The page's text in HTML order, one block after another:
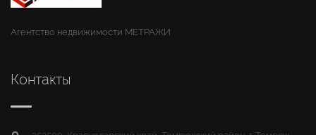
Агентство недвижимости МЕТРАЖИ
Контакты